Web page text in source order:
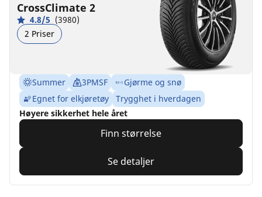
CrossClimate 2
4.8/5 (3980)
2 Priser
Summer 3PMSF
Gjørme og snø
Egnet for elkjøretøy
Trygghet i hverdagen
Høyere sikkerhet hele året
Finn størrelse
Se detaljer